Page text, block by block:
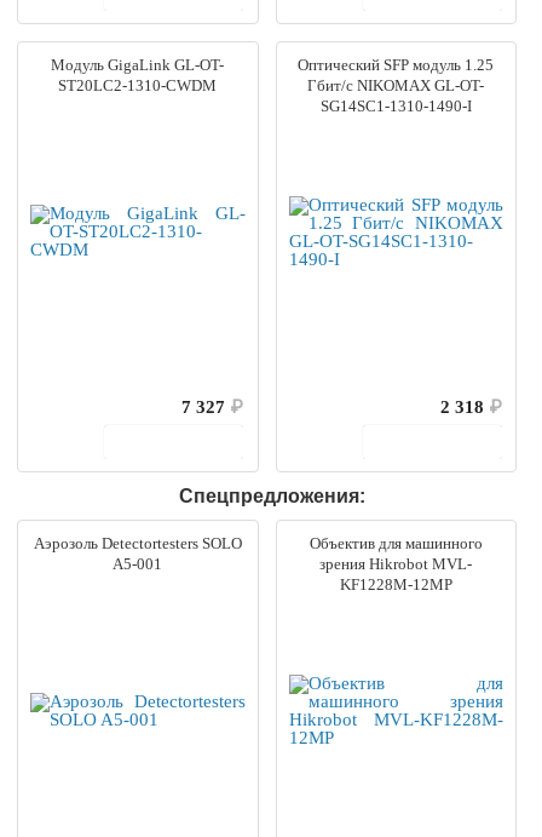
Модуль GigaLink GL-OT-
ST20LC2-1310-CWDM
7 327 ₽
Оптический SFP модуль 1.25
Гбит/с NIKOMAX GL-OT-
SG14SC1-1310-1490-I
2 318 ₽
Спецпредложения:
Аэрозоль Detectortesters SOLO
A5-001
Объектив для машинного
зрения Hikrobot MVL-
KF1228M-12MP